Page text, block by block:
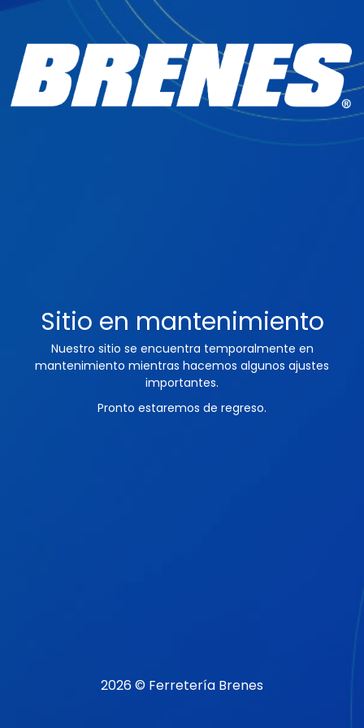
Sitio en mantenimiento
Nuestro sitio se encuentra temporalmente en
mantenimiento mientras hacemos algunos ajustes
importantes.
Pronto estaremos de regreso.
2026 © Ferretería Brenes